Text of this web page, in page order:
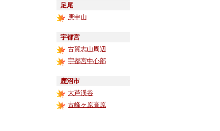
足尾
庚申山
宇都宮
古賀志山周辺
宇都宮中心部
鹿沼市
大芦渓谷
古峰ヶ原高原